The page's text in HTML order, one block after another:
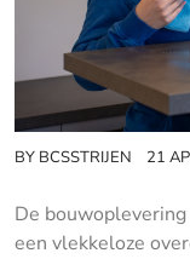
BY BCSSTRIJEN 21
De
een vlekkeloze